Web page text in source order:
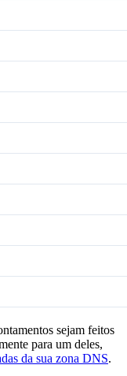
sejam feitos
para um deles,
da sua zona DNS.